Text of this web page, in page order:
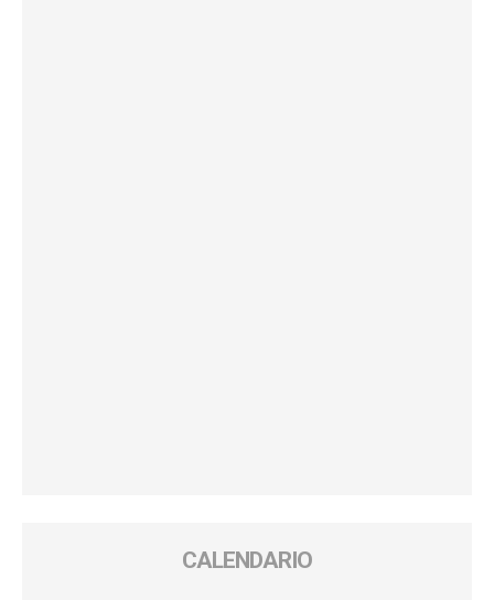
CALENDARIO